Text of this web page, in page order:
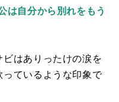
は自分から別れをもう
ビはありったけの涙を
ているような印象で